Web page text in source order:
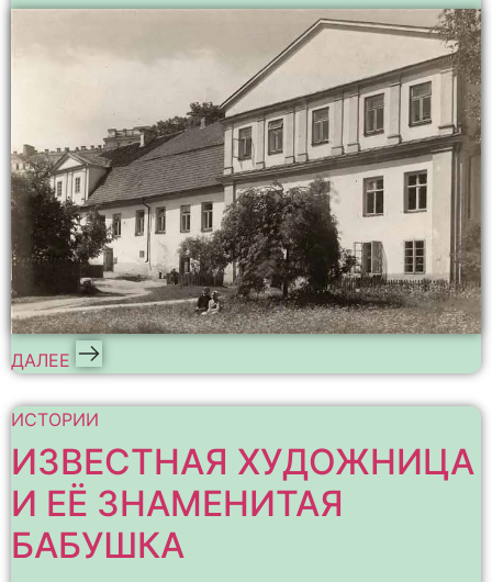
ДАЛЕЕ
ИСТОРИИ
ИЗВЕСТНАЯ ХУДОЖНИЦА
И ЕЁ ЗНАМЕНИТАЯ
БАБУШКА